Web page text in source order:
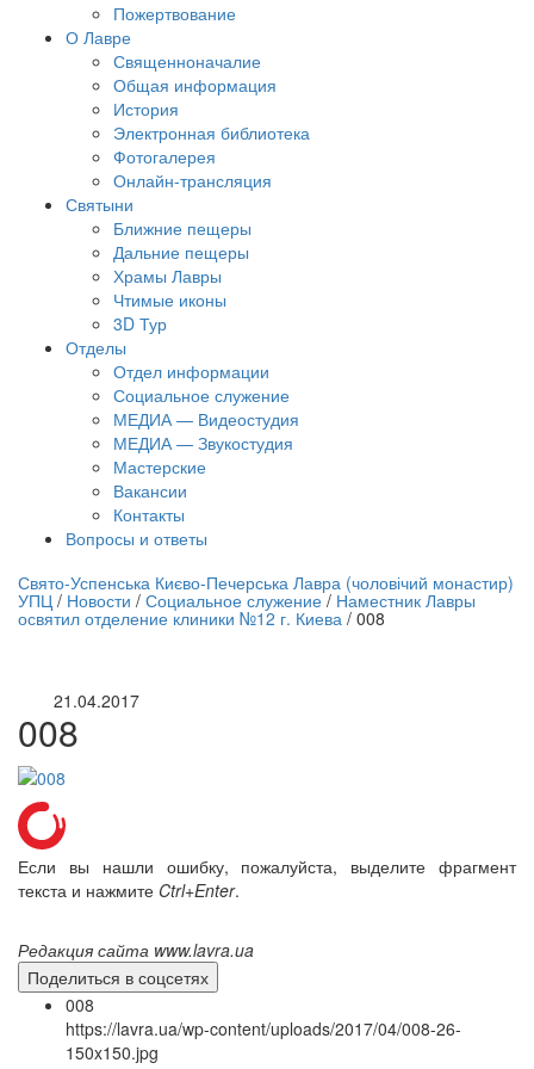
Пожертвование
О Лавре
Священноначалие
Общая информация
История
Электронная библиотека
Фотогалерея
Онлайн-трансляция
Святыни
Ближние пещеры
Дальние пещеры
Храмы Лавры
Чтимые иконы
3D Тур
Отделы
Отдел информации
Социальное служение
МЕДИА — Видеостудия
МЕДИА — Звукостудия
Мастерские
Вакансии
Контакты
Вопросы и ответы
трансляция | 12 сентября
трансляции
Свято-Успенська Києво-Печерська Лавра (чоловічий монастир)
УПЦ / Новости / Социальное служение/ Наместник Лавры
освятил отделение клиники №12 г. Киева / 008
21.04.2017
008
Если вы нашли ошибку, пожалуйста, выделите фрагмент
текста и нажмите Ctrl+Enter.
Редакция сайта www.lavra.ua
Поделиться в соцсетях
008
https://lavra.ua/wp-content/uploads/2017/04/008-26-
150x150.jpg